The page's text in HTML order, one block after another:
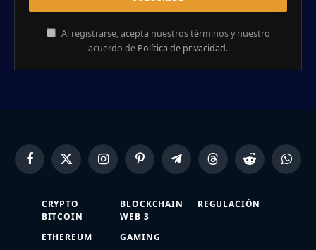
Al registrarse, acepta nuestros términos y nuestro
acuerdo de Política de privacidad.
FacebookX
(Twitter)
InstagramPinterestTelegramThreads Reddit
CRYPTO
BITCOIN
ETHEREUM
BLOCKCHAIN
WEB 3
GAMING
REGULACIÓN